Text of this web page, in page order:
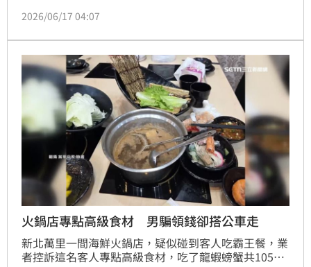
鱈魚，拒絕給螃蟹，長輩吵不過對方，氣呼呼的帶鱈魚
販。
2026/06/17 04:07
火鍋店專點高級食材 男騙領錢卻搭公車走
新北萬里一間海鮮火鍋店，疑似碰到客人吃霸王餐，業
者控訴這名客人專點高級食材，吃了龍蝦螃蟹共1056